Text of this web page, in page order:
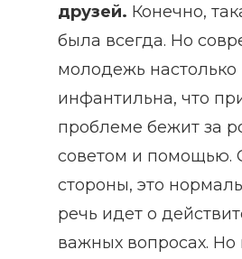
друзей. Конечно,
была всегда. Но
молодежь настолько
инфантильна, что
проблеме бежит за
советом и помощью.
стороны, это
речь идет о
важных вопросах. Но